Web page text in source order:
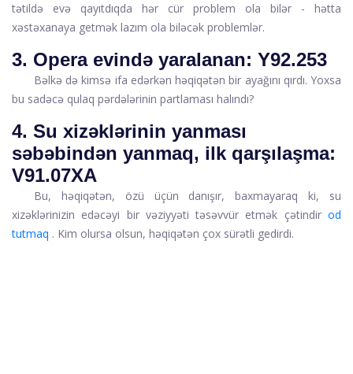
tətildə evə qayıtdıqda hər cür problem ola bilər - hətta
xəstəxanaya getmək lazım ola biləcək problemlər.
3. Opera evində yaralanan: Y92.253
Bəlkə də kimsə ifa edərkən həqiqətən bir ayağını qırdı. Yoxsa
bu sadəcə qulaq pərdələrinin partlaması halındı?
4. Su xizəklərinin yanması
səbəbindən yanmaq, ilk qarşılaşma:
V91.07XA
Bu, həqiqətən, özü üçün danışır, baxmayaraq ki, su
xizəklərinizin edəcəyi bir vəziyyəti təsəvvür etmək çətindir od
tutmaq . Kim olursa olsun, həqiqətən çox sürətli gedirdi.